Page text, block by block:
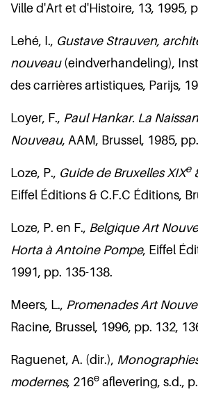
Ville d'Art et d'Histoire, 13, 1995,
Lehé, I., Gustave Strauven,
nouveau(eindverhandeling),
des carrières artistiques, Parijs,
Loyer, F., Paul Hankar. La
Nouveau, AAM, Brussel, 1985,
Loze, P., Guide de Bruxelles XIXe
Eiffel Éditions & C.F.C Éditions,
Loze, P. en F., Belgique Art
Horta à Antoine Pompe, Eiffel
1991, pp. 135-138.
Meers, L., Promenades Art
Racine, Brussel, 1996, pp. 132,
Raguenet, A. (dir.),
modernes, 216e aflevering, s.d.,